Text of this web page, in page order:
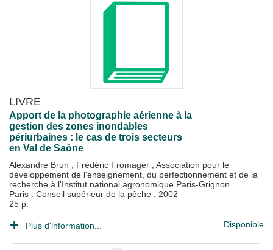
LIVRE
Apport de la photographie aérienne à la
gestion des zones inondables
périurbaines : le cas de trois secteurs
en Val de Saône
Alexandre Brun ; Frédéric Fromager ; Association pour le
développement de l'enseignement, du perfectionnement et de la
recherche à l'Institut national agronomique Paris-Grignon
Paris : Conseil supérieur de la pêche ; 2002
25 p.
Plus d'information... Disponible